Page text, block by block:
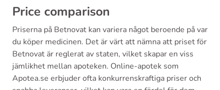
Price comparison
Priserna på Betnovat kan variera något beroende på var
du köper medicinen. Det är värt att nämna att priset för
Betnovat är reglerat av staten, vilket skapar en viss
jämlikhet mellan apoteken. Online-apotek som
Apotea.se erbjuder ofta konkurrenskraftiga priser och